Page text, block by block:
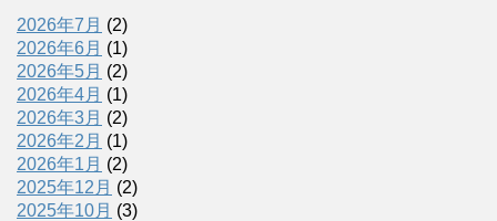
2026年7月 (2)
2026年6月 (1)
2026年5月 (2)
2026年4月 (1)
2026年3月 (2)
2026年2月 (1)
2026年1月 (2)
2025年12月 (2)
2025年10月 (3)